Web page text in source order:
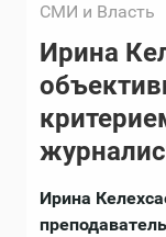
СМИ и Власть
Ирина
Ирина